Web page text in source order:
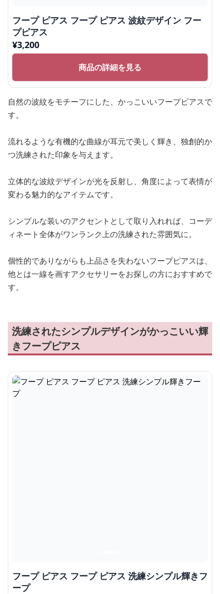
フープ ピアス フープ ピアス 波紋デザイン フー
プピアス
¥3,200
商品の詳細を見る
自然の波紋をモチーフにした、かっこいいフープピアスで
す。
流れるような有機的な曲線が耳元で美しく輝き、独創的か
つ洗練された印象を与えます。
立体的な波紋デザインが光を反射し、角度によって表情が
変わる魅力的なアイテムです。
シンプルな装いのアクセントとして取り入れれば、コーデ
ィネート全体がワンランク上の洗練された雰囲気に。
個性的でありながらも上品さを失わないフープピアスは、
他とは一線を画すアクセサリーをお探しの方におすすめで
す。
洗練されたシンプルデザインがかっこいい輝
きフープピアス
フープ ピアス フープ ピアス 洗練シンプル輝きフ
ープ